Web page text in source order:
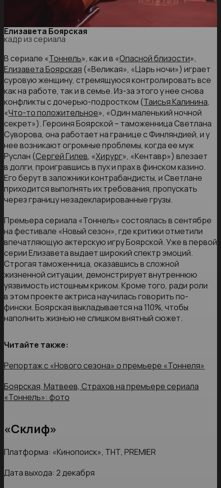
Елизавета Боярская
кадр из сериала
В сериале «Тоннель», как и в «Опасной близости»,
Елизавета Боярская («Великая», «Царь ночи») играет
суровую женщину, стремящуюся контролировать все
как на работе, так и в семье. Из-за этого у нее снова
конфликты с дочерью-подростком (Таисья Калинина,
«Что-то положительное», «Один маленький ночной
секрет»). Героиня Боярской – таможенница Светлана
Суворова, она работает на границе с Финляндией, и у
нее возникают огромные проблемы, когда ее муж
Руслан (Сергей Гилев, «Хирург», «Кентавр») влезает
в долги, проигравшись в пух и прах в финском казино.
Его берут в заложники контрабандисты, и Светлане
приходится выполнять их требования, пропускать
через границу незадекларированные грузы.
Премьера сериала «Тоннель» состоялась в сентябре
на фестивале «Новый сезон», где критики отметили
впечатляющую актерскую игру Боярской. Уже в первой
серии Елизавета выдает широкий спектр эмоций.
Строгая таможенница, оказавшись в сложной
жизненной ситуации, демонстрирует внутреннюю
уязвимость истошным криком. Кроме того, ради роли
в этом проекте актриса научилась говорить по-
фински. Боярская выкладывается на 110%, чтобы
наполнить жизнью не слишком внятный сюжет.
Читайте также:
Репортаж с «Нового сезона» о премьере «Тоннеля»
Боярская, Матвеев, Страхов на премьере сериала
«Тоннель»: фото
«Склиф»
Платформа: «Кинопоиск», ТНТ, PREMIER
Дата выхода: 2 декабря